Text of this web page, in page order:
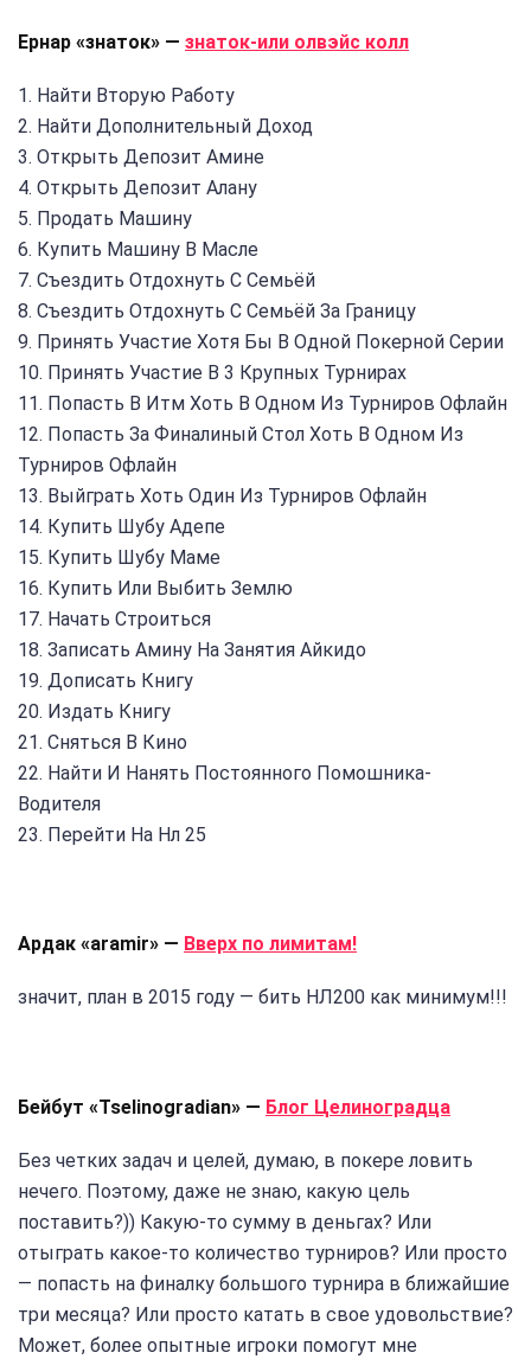
Ернар «знаток» — знаток-или олвэйс колл
1. Найти Вторую Работу
2. Найти Дополнительный Доход
3. Открыть Депозит Амине
4. Открыть Депозит Алану
5. Продать Машину
6. Купить Машину В Масле
7. Съездить Отдохнуть С Семьёй
8. Съездить Отдохнуть С Семьёй За Границу
9. Принять Участие Хотя Бы В Одной Покерной Серии
10. Принять Участие В 3 Крупных Турнирах
11. Попасть В Итм Хоть В Одном Из Турниров Офлайн
12. Попасть За Финалиный Стол Хоть В Одном Из
Турниров Офлайн
13. Выйграть Хоть Один Из Турниров Офлайн
14. Купить Шубу Адепе
15. Купить Шубу Маме
16. Купить Или Выбить Землю
17. Начать Строиться
18. Записать Амину На Занятия Айкидо
19. Дописать Книгу
20. Издать Книгу
21. Сняться В Кино
22. Найти И Нанять Постоянного Помошника-
Водителя
23. Перейти На Нл 25
Ардак «aramir» — Вверх по лимитам!
значит, план в 2015 году — бить НЛ200 как минимум!!!
Бейбут «Tselinogradian» — Блог Целиноградца
Без четких задач и целей, думаю, в покере ловить
нечего. Поэтому, даже не знаю, какую цель
поставить?)) Какую-то сумму в деньгах? Или
отыграть какое-то количество турниров? Или просто
— попасть на финалку большого турнира в ближайшие
три месяца? Или просто катать в свое удовольствие?
Может, более опытные игроки помогут мне